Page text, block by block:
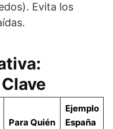
Evita los
Para Quién
Ejemplo
España